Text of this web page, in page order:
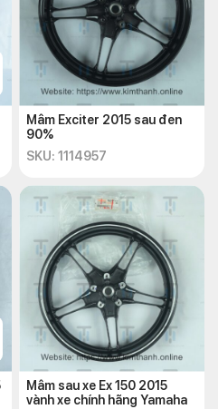
Mâm Exciter 2015 sau đen
90%
SKU: 1114957
Mâm sau xe Ex 150 2015
vành xe chính hãng Yamaha